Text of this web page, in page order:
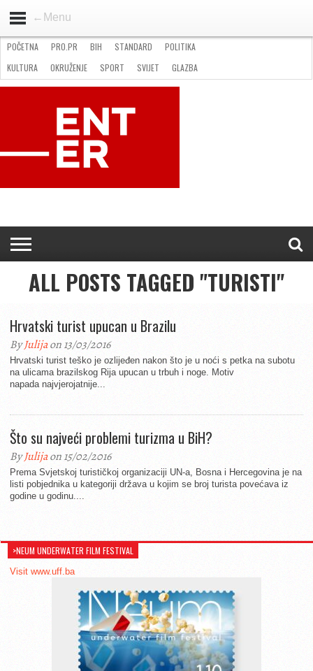
←Menu
STANDARD
GOSPODARSTVO
OKRUŽENJE
POČETNA PRO.PR BIH STANDARD
POLITIKA
KULTURA
OKRUŽENJE SPORT SVIJET
GLAZBA
NATJEČAJI
FILMING LOCATION IN BH KONTAKT
ALL POSTS TAGGED "TURISTI"
Hrvatski turist upucan u Brazilu
ByJulijaon 13/03/2016
Hrvatski turist teško je ozlijeđen nakon što je u noći s petka na subotu
na ulicama brazilskog Rija upucan u trbuh i noge. Motiv
napada najvjerojatnije...
Što su najveći problemi turizma u BiH?
ByJulijaon 15/02/2016
Prema Svjetskoj turističkoj organizaciji UN-a, Bosna i Hercegovina je na
listi pobjednika u kategoriji država u kojim se broj turista povećava iz
godine u godinu....
>NEUM UNDERWATER FILM FESTIVAL
Visit www.uff.ba